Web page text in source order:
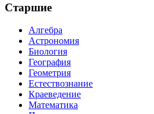
Старшие
Алгебра
Астрономия
Биология
География
Геометрия
Естествознание
Краеведение
Математика